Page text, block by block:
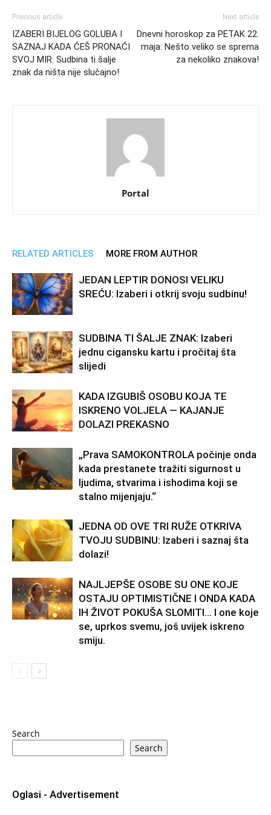
Previous article
IZABERI BIJELOG GOLUBA I
SAZNAJ KADA ĆEŠ PRONAĆI
SVOJ MIR: Sudbina ti šalje
znak da ništa nije slučajno!
Next article
Dnevni horoskop za PETAK 22.
maja: Nešto veliko se sprema
za nekoliko znakova!
Portal
RELATED ARTICLES MORE FROM AUTHOR
JEDAN LEPTIR DONOSI VELIKU
SREĆU: Izaberi i otkrij svoju sudbinu!
SUDBINA TI ŠALJE ZNAK: Izaberi
jednu cigansku kartu i pročitaj šta
slijedi
KADA IZGUBIŠ OSOBU KOJA TE
ISKRENO VOLJELA — KAJANJE
DOLAZI PREKASNO
„Prava SAMOKONTROLA počinje onda
kada prestanete tražiti sigurnost u
ljudima, stvarima i ishodima koji se
stalno mijenjaju.“
JEDNA OD OVE TRI RUŽE OTKRIVA
TVOJU SUDBINU: Izaberi i saznaj šta
dolazi!
NAJLJEPŠE OSOBE SU ONE KOJE
OSTAJU OPTIMISTIČNE I ONDA KADA
IH ŽIVOT POKUŠA SLOMITI… I one koje
se, uprkos svemu, još uvijek iskreno
smiju.
Search
Search
Oglasi - Advertisement